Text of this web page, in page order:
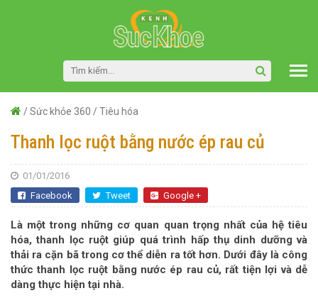
/Sức khỏe 360 /Tiêu hóa
Thanh lọc ruột bằng nước ép rau củ
01/01/2016
Facebook
Tweet Google +
Là một trong những cơ quan quan trọng nhất của hệ tiêu
hóa, thanh lọc ruột giúp quá trình hấp thụ dinh dưỡng và
thải ra cặn bã trong cơ thể diễn ra tốt hơn. Dưới đây là công
thức thanh lọc ruột bằng nước ép rau củ, rất tiện lợi và dễ
dàng thực hiện tại nhà.